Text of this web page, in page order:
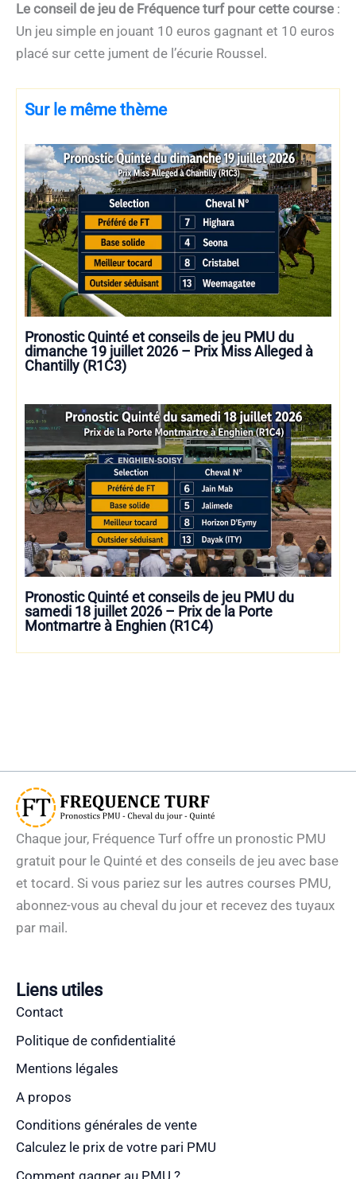
Le conseil de jeu de Fréquence turf pour cette course :
Un jeu simple en jouant 10 euros gagnant et 10 euros
placé sur cette jument de l’écurie Roussel.
Sur le même thème
Pronostic Quinté et conseils de jeu PMU du
dimanche 19 juillet 2026 – Prix Miss Alleged à
Chantilly (R1C3)
Pronostic Quinté et conseils de jeu PMU du
samedi 18 juillet 2026 – Prix de la Porte
Montmartre à Enghien (R1C4)
Chaque jour, Fréquence Turf offre un pronostic PMU
gratuit pour le Quinté et des conseils de jeu avec base
et tocard. Si vous pariez sur les autres courses PMU,
abonnez-vous au cheval du jour et recevez des tuyaux
par mail.
Liens utiles
Contact
Politique de confidentialité
Mentions légales
A propos
Conditions générales de vente
Calculez le prix de votre pari PMU
Comment gagner au PMU ?